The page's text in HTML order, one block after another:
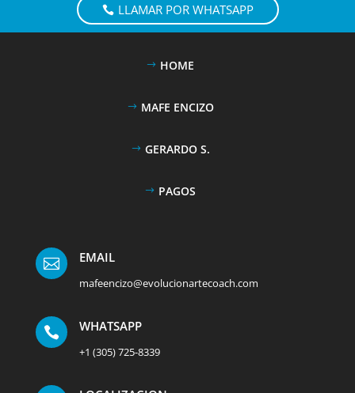
LLAMAR POR WHATSAPP
HOME
MAFE ENCIZO
GERARDO S.
PAGOS
 EMAIL
mafeencizo@evolucionartecoach.com
 WHATSAPP
+1 (305) 725-8339